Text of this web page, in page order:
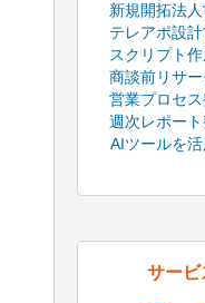
新規開拓法
テレアポ設計
スクリプト
商談前リサー
営業プロセ
週次レポー
AIツールを
サービ